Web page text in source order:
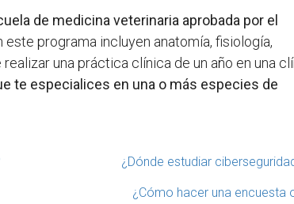
de medicina veterinaria aprobada por el
este programa incluyen anatomía, fisiología,
una práctica clínica de un año en una
te especialices en una o más especies de
¿Dónde estudiar
¿Cómo hacer una encuesta